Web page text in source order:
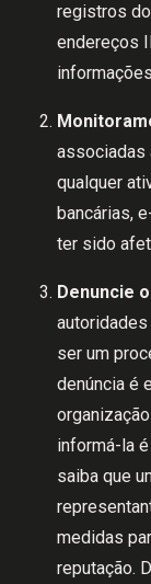
registros
endereços
associadas
qualquer
bancárias,
ter sido
Denuncie
autoridades
ser um
denúncia é
informá-la
saiba que
medidas
reputação.